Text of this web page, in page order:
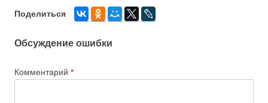
Поделиться
Обсуждение ошибки
Комментарий *